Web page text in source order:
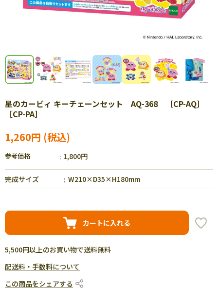
星のカービィ キーチェーンセット AQ-368 ［CP-AQ］
［CP-PA］
1,260円
参考価格 1,800円
完成サイズ W210×D35×H180mm
カートに入れる
5,500円以上のお買い物で送料無料
配送料・手数料について
この商品をシェアする